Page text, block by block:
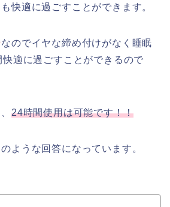
快適に過ごすことができます。
なのでイヤな締め付けがなく睡眠
適に過ごすことができるので
24時間使用は可能です！！
ような回答になっています。